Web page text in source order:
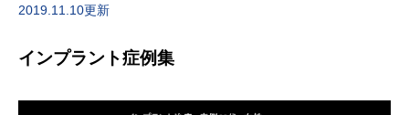
2019.11.10更新
インプラント症例集